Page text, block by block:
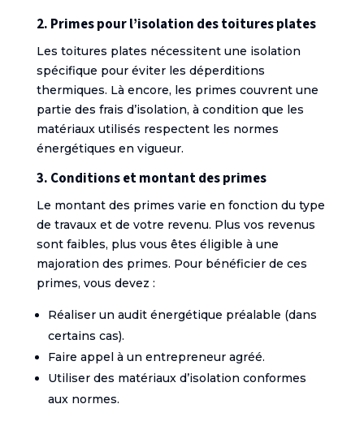
2. Primes pour l’isolation des toitures plates
Les toitures plates nécessitent une isolation
spécifique pour éviter les déperditions
thermiques. Là encore, les primes couvrent une
partie des frais d’isolation, à condition que les
matériaux utilisés respectent les normes
énergétiques en vigueur.
3. Conditions et montant des primes
Le montant des primes varie en fonction du type
de travaux et de votre revenu. Plus vos revenus
sont faibles, plus vous êtes éligible à une
majoration des primes. Pour bénéficier de ces
primes, vous devez :
Réaliser un audit énergétique préalable (dans
certains cas).
Faire appel à un entrepreneur agréé.
Utiliser des matériaux d’isolation conformes
aux normes.